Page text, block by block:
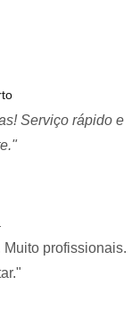
Serviço rápido e
profissionais.